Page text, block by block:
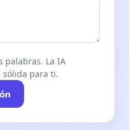
palabras. La IA
para ti.